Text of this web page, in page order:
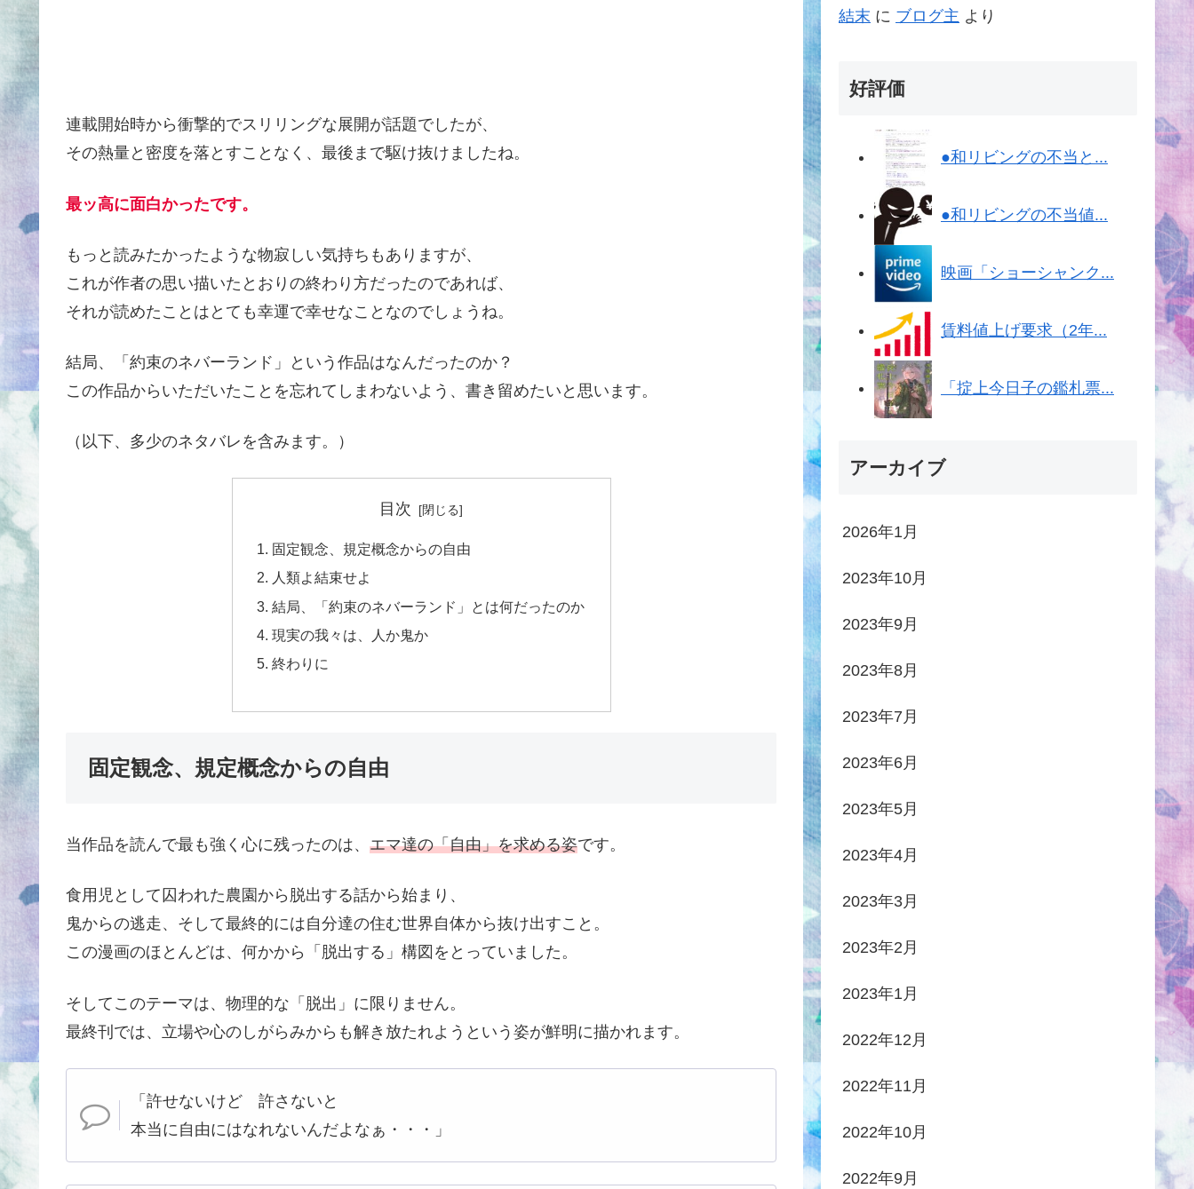
連載開始時から衝撃的でスリリングな展開が話題でしたが、
その熱量と密度を落とすことなく、最後まで駆け抜けましたね。
最ッ高に面白かったです。
もっと読みたかったような物寂しい気持ちもありますが、
これが作者の思い描いたとおりの終わり方だったのであれば、
それが読めたことはとても幸運で幸せなことなのでしょうね。
結局、「約束のネバーランド」という作品はなんだったのか？
この作品からいただいたことを忘れてしまわないよう、書き留めたいと思います。
（以下、多少のネタバレを含みます。）
目次
固定観念、規定概念からの自由
人類よ結束せよ
結局、「約束のネバーランド」とは何だったのか
現実の我々は、人か鬼か
終わりに
固定観念、規定概念からの自由
当作品を読んで最も強く心に残ったのは、 エマ達の「自由」を求める姿です。
食用児として囚われた農園から脱出する話から始まり、
鬼からの逃走、そして最終的には自分達の住む世界自体から抜け出すこと。
この漫画のほとんどは、何かから「脱出する」構図をとっていました。
そしてこのテーマは、物理的な「脱出」に限りません。
最終刊では、立場や心のしがらみからも解き放たれようという姿が鮮明に描かれます。
「許せないけど 許さないと
本当に自由にはなれないんだよなぁ・・・」
結末 に ブログ主 より
好評価
●和リビングの不当と...
●和リビングの不当値...
映画「ショーシャンク...
賃料値上げ要求（2年...
「掟上今日子の鑑札票...
アーカイブ
2026年1月
2023年10月
2023年9月
2023年8月
2023年7月
2023年6月
2023年5月
2023年4月
2023年3月
2023年2月
2023年1月
2022年12月
2022年11月
2022年10月
2022年9月